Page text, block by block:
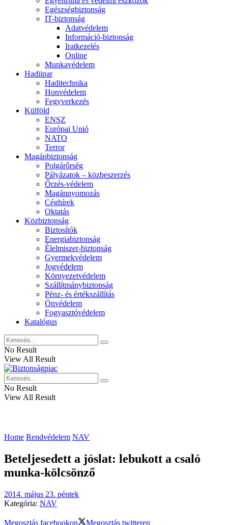
Egészségbiztonság
IT-biztonság
Adatvédelem
Információ-biztonság
Iratkezelés
Online
Munkavédelem
Hadiipar
Haditechnika
Honvédelem
Fegyverkezés
Külföld
ENSZ
Európai Unió
NATO
Terror
Magánbiztonság
Polgárőrség
Pályázatok – közbeszerzés
Őrzés-védelem
Magánnyomozás
Céghírek
Oktatás
Közbiztonság
Biztosítók
Energiabiztonság
Élelmiszer-biztonság
Gyermekvédelem
Jogvédelem
Környezetvédelem
Szállítmánybiztonság
Pénz- és értékszállítás
Önvédelem
Fogyasztóvédelem
Katalógus
No Result
View All Result
No Result
View All Result
Home Rendvédelem NAV
Beteljesedett a jóslat: lebukott a csaló
munka-kölcsönző
2014. május 23. péntek
Kategória: NAV
Megosztás facebookon Megosztás twitteren